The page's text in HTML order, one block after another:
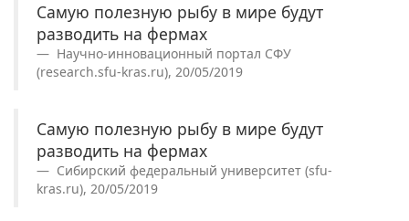
Самую полезную рыбу в мире будут
разводить на фермах
Научно-инновационный портал СФУ
(research.sfu-kras.ru), 20/05/2019
Самую полезную рыбу в мире будут
разводить на фермах
Сибирский федеральный университет (sfu-
kras.ru), 20/05/2019